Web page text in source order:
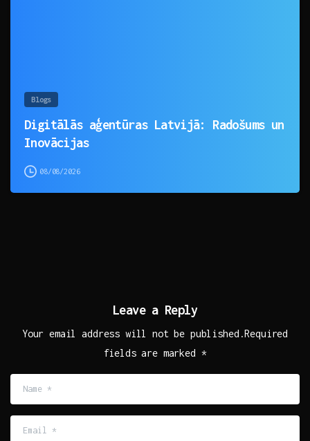
Blogs
Digitālās aģentūras Latvijā: Radošums un
Inovācijas
08/08/2026
Leave a Reply
Your email address will not be published.Required
fields are marked *
*